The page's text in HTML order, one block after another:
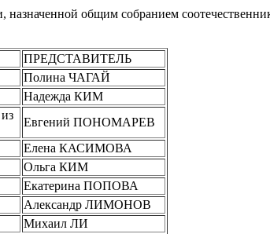
общим собранием
ПРЕДСТАВИТЕЛЬ
Полина ЧАГАЙ
Надежда КИМ
Евгений ПОНОМАРЕВ
Елена КАСИМОВА
Ольга КИМ
Екатерина ПОПОВА
Александр ЛИМОНОВ
Михаил ЛИ